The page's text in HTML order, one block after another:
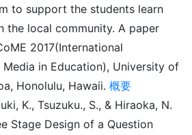
to support the students learn
the local community. A paper
2017(International
Media in Education), University of
Honolulu, Hawaii. 概要
K., Tsuzuku., S., & Hiraoka, N.
Stage Design of a Question